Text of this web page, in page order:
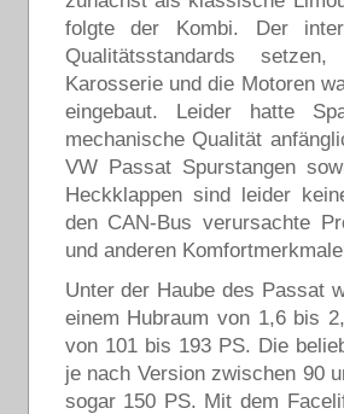
folgte der Kombi. Der
Qualitätsstandards
Karosserie und die Motoren
eingebaut. Leider hatte
mechanische Qualität
VW Passat Spurstangen
Heckklappen sind leider
den CAN-Bus verursachte
und anderen
Unter der Haube des Passat
einem Hubraum von 1,6 bis
von 101 bis 193 PS. Die
je nach Version zwischen 90
sogar 150 PS. Mit dem